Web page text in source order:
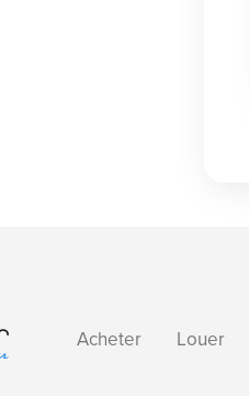
Acheter Louer